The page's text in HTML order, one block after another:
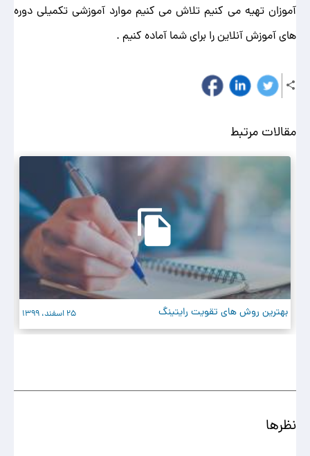
آموزان تهیه می کنیم تلاش می کنیم موارد آموزشی تکمیلی دوره
های آموزش آنلاین را برای شما آماده کنیم .
مقالات مرتبط
بهترین روش های تقویت رایتینگ 25 اسفند، 1399
نظرها